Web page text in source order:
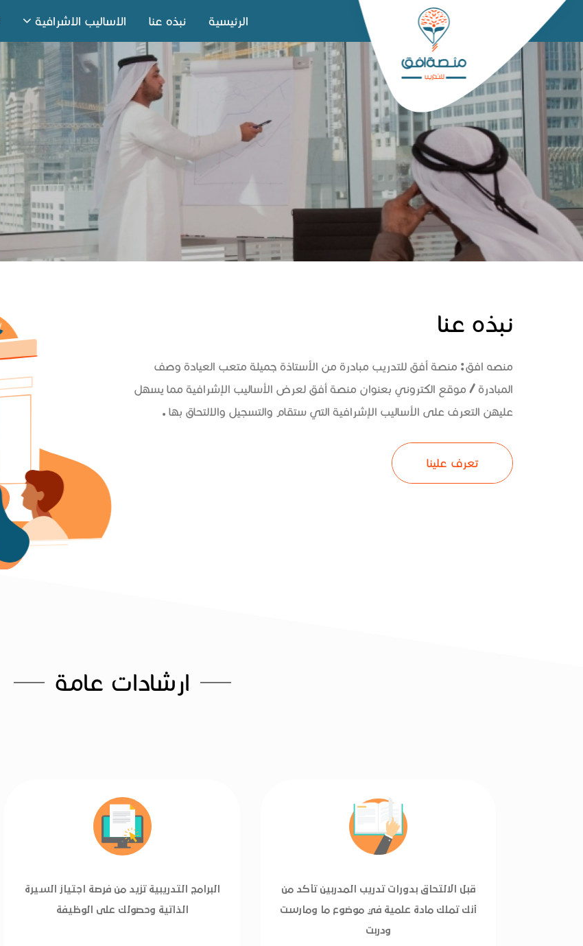
الرئيسية نبذه عنا الاساليب الاشرافية
نبذه عنا
منصه افق: منصة أفق للتدريب مبادرة من الأستاذة جميلة متعب العيادة وصف
المبادرة / موقع الكتروني بعنوان منصة أفق لعرض الأساليب الإشرافية مما يسهل
عليهن التعرف على الأساليب الإشرافية التي ستقام والتسجيل والالتحاق بها .
تعرف علينا
ارشادات عامة
قبل الالتحاق بدورات تدريب المدربين تأكد من
أنك تملك مادة علمية في موضوع ما ومارست
ودربت
البرامج التدريبية تزيد من فرصة اجتياز السيرة
الذاتية وحصولك على الوظيفة